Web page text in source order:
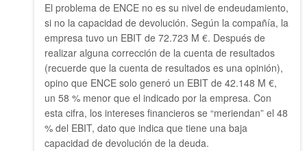
El problema de ENCE no es su nivel de endeudamiento,
si no la capacidad de devolución. Según la compañía, la
empresa tuvo un EBIT de 72.723 M €. Después de
realizar alguna corrección de la cuenta de resultados
(recuerde que la cuenta de resultados es una opinión),
opino que ENCE solo generó un EBIT de 42.148 M €,
un 58 % menor que el indicado por la empresa. Con
esta cifra, los intereses financieros se “meriendan” el 48
% del EBIT, dato que indica que tiene una baja
capacidad de devolución de la deuda.